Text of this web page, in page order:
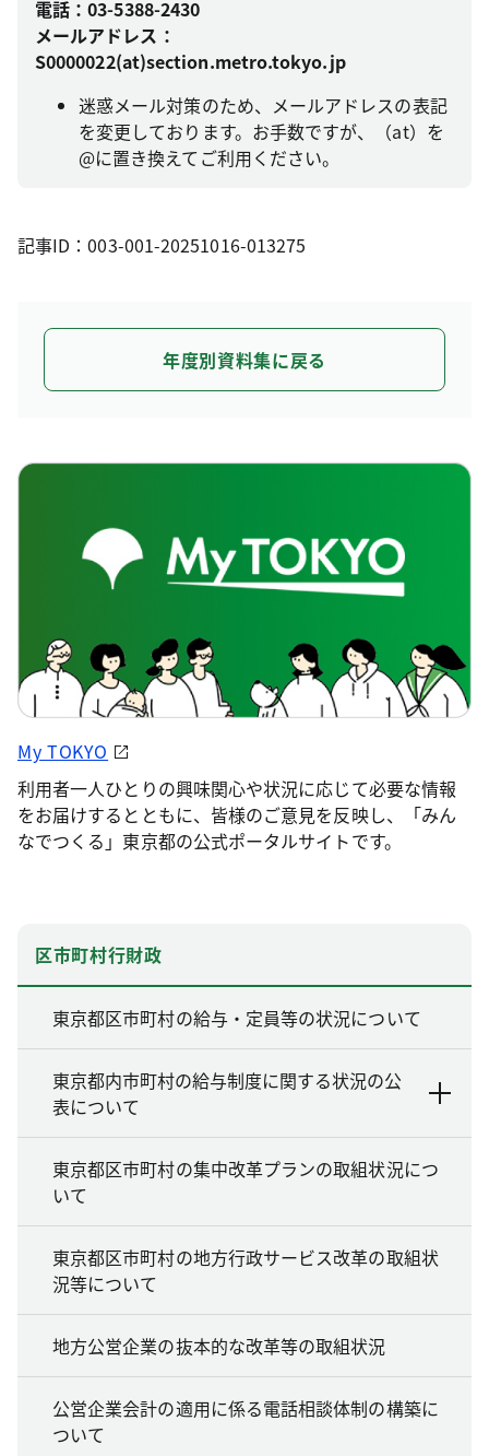
電話：03-5388-2430
メールアドレス：
S0000022(at)section.metro.tokyo.jp
迷惑メール対策のため、メールアドレスの表記
を変更しております。お手数ですが、（at）を
@に置き換えてご利用ください。
記事ID：003-001-20251016-013275
年度別資料集に戻る
My TOKYO
利用者一人ひとりの興味関心や状況に応じて必要な情報
をお届けするとともに、皆様のご意見を反映し、「みん
なでつくる」東京都の公式ポータルサイトです。
区市町村行財政
東京都区市町村の給与・定員等の状況について
東京都内市町村の給与制度に関する状況の公
表について
東京都区市町村の集中改革プランの取組状況につ
いて
東京都区市町村の地方行政サービス改革の取組状
況等について
地方公営企業の抜本的な改革等の取組状況
公営企業会計の適用に係る電話相談体制の構築に
ついて